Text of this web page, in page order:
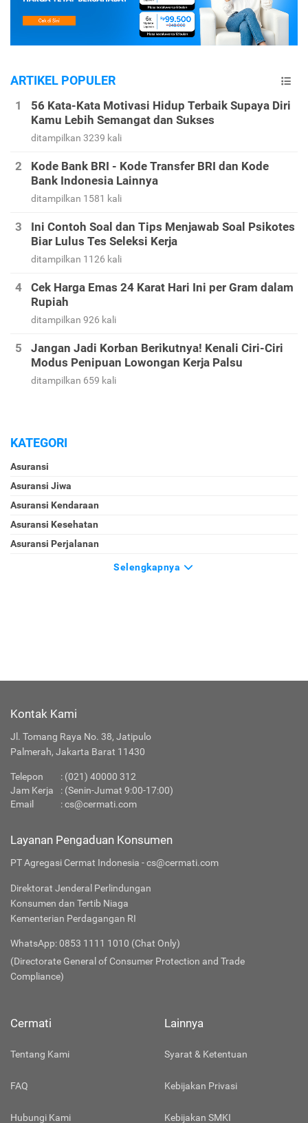
ARTIKEL POPULER
56 Kata-Kata Motivasi Hidup Terbaik Supaya Diri
Kamu Lebih Semangat dan Sukses
ditampilkan 3239 kali
Kode Bank BRI - Kode Transfer BRI dan Kode
Bank Indonesia Lainnya
ditampilkan 1581 kali
Ini Contoh Soal dan Tips Menjawab Soal Psikotes
Biar Lulus Tes Seleksi Kerja
ditampilkan 1126 kali
Cek Harga Emas 24 Karat Hari Ini per Gram dalam
Rupiah
ditampilkan 926 kali
Jangan Jadi Korban Berikutnya! Kenali Ciri-Ciri
Modus Penipuan Lowongan Kerja Palsu
ditampilkan 659 kali
KATEGORI
Asuransi
Asuransi Jiwa
Asuransi Kendaraan
Asuransi Kesehatan
Asuransi Perjalanan
Selengkapnya
Kontak Kami
Jl. Tomang Raya No. 38, Jatipulo
Palmerah, Jakarta Barat 11430
Telepon : (021) 40000 312
Jam Kerja
: (Senin-Jumat 9:00-17:00)
Email
:cs@cermati.com
Layanan Pengaduan Konsumen
PT Agregasi Cermat Indonesia - cs@cermati.com
Direktorat Jenderal Perlindungan
Konsumen dan Tertib Niaga
Kementerian Perdagangan RI
WhatsApp: 0853 1111 1010 (Chat Only)
(Directorate General of Consumer Protection and Trade
Compliance)
Cermati
Tentang Kami
FAQ
Hubungi Kami
Lainnya
Syarat & Ketentuan
Kebijakan Privasi
Kebijakan SMKI